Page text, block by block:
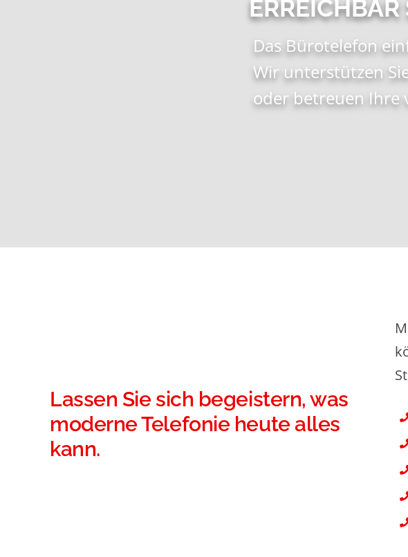
Das Bürotelefon
Wir unterstützen
oder betreuen Ihre
ERREICHBAR
Lassen Sie sich begeistern, was
moderne Telefonie heute alles
kann.